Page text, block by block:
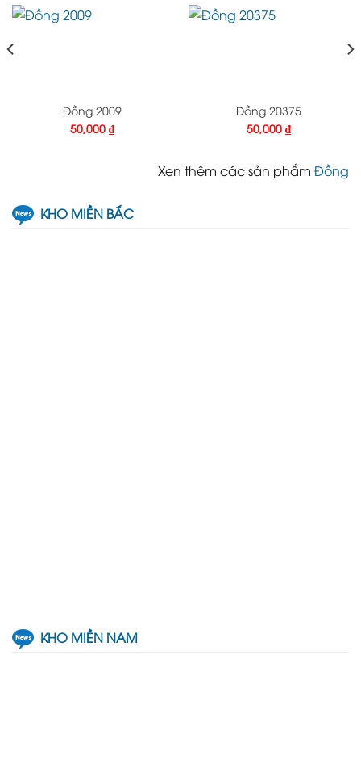
Đồng 2009
50,000 ₫
Đồng 20375
50,000 ₫
Xen thêm các sản phẩm Đồng
KHO MIỀN BẮC
KHO MIỀN NAM